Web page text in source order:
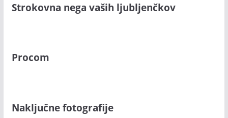
Strokovna nega vaših ljubljenčkov
Procom
Naključne fotografije